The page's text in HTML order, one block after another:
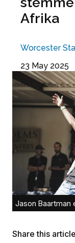
Afrika
Worcester
23 May 2025
Jason Baartman
Share this